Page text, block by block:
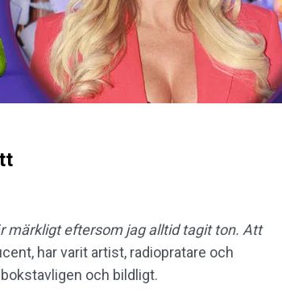
märkligt eftersom jag alltid tagit ton. Att
har varit artist, radiopratare och
och bildligt.